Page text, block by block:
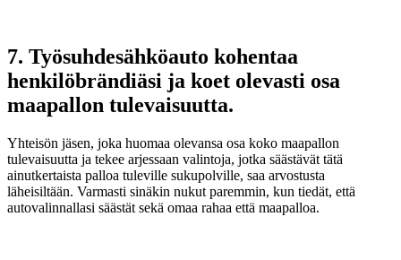
7. Työsuhdesähköauto kohentaa
henkilöbrändiäsi ja koet olevasti osa
maapallon tulevaisuutta.
Yhteisön jäsen, joka huomaa olevansa osa koko maapallon
tulevaisuutta ja tekee arjessaan valintoja, jotka säästävät tätä
ainutkertaista palloa tuleville sukupolville, saa arvostusta
läheisiltään. Varmasti sinäkin nukut paremmin, kun tiedät, että
autovalinnallasi säästät sekä omaa rahaa että maapalloa.